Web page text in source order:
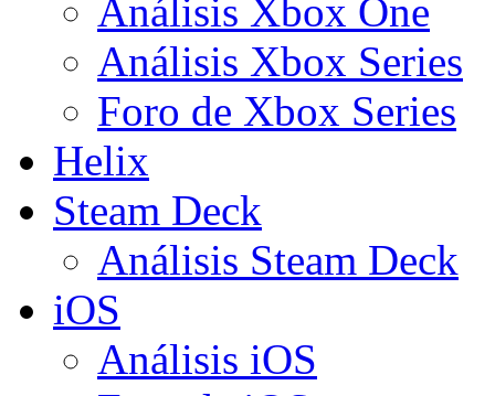
Análisis Xbox One
Análisis Xbox Series
Foro de Xbox Series
Helix
Steam Deck
Análisis Steam Deck
iOS
Análisis iOS